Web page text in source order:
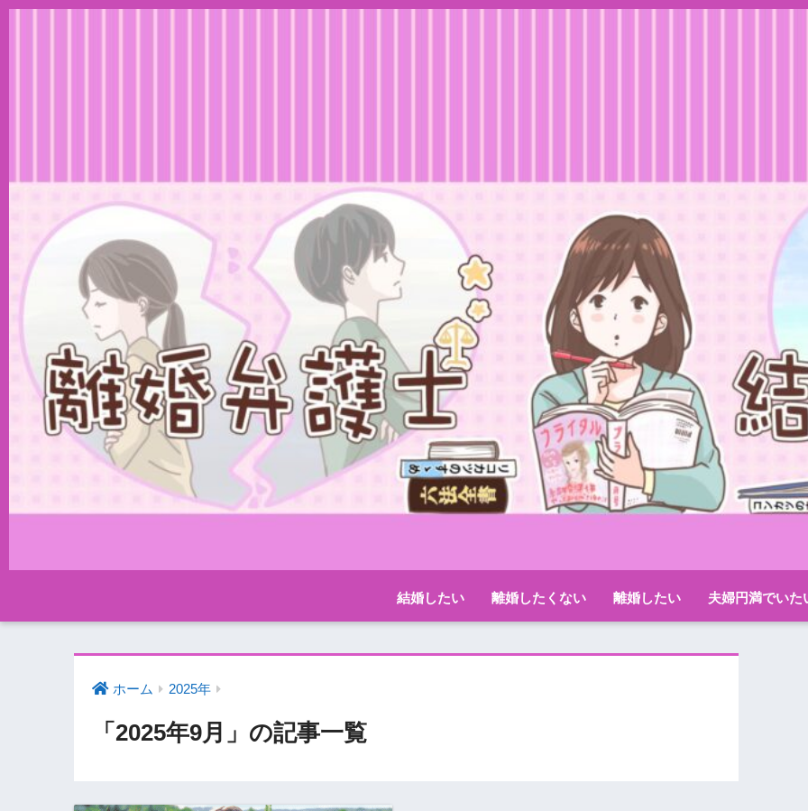
結婚したい 離婚したくない 離婚したい 夫婦円満でいた
ホーム 2025年
「2025年9月」の記事一覧